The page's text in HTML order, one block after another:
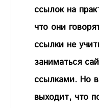
ссылок на
что они
ссылки не
заниматься
ссылками. Но
выходит, что